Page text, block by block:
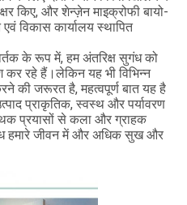
किए, और शेन्ज़ेन माइक्रोफी बायो-
विकास कार्यालय स्थापित
के रूप में, हम अंतरिक्ष सुगंध को
रहे हैं।लेकिन यह भी विभिन्न
की जरूरत है, महत्वपूर्ण बात यह है
प्राकृतिक, स्वस्थ और पर्यावरण
प्रयासों से कला और ग्राहक
हमारे जीवन में और अधिक सुख और